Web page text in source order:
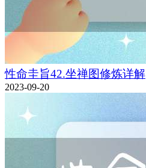
性命圭旨42.坐禅图修炼详解
2023-09-20